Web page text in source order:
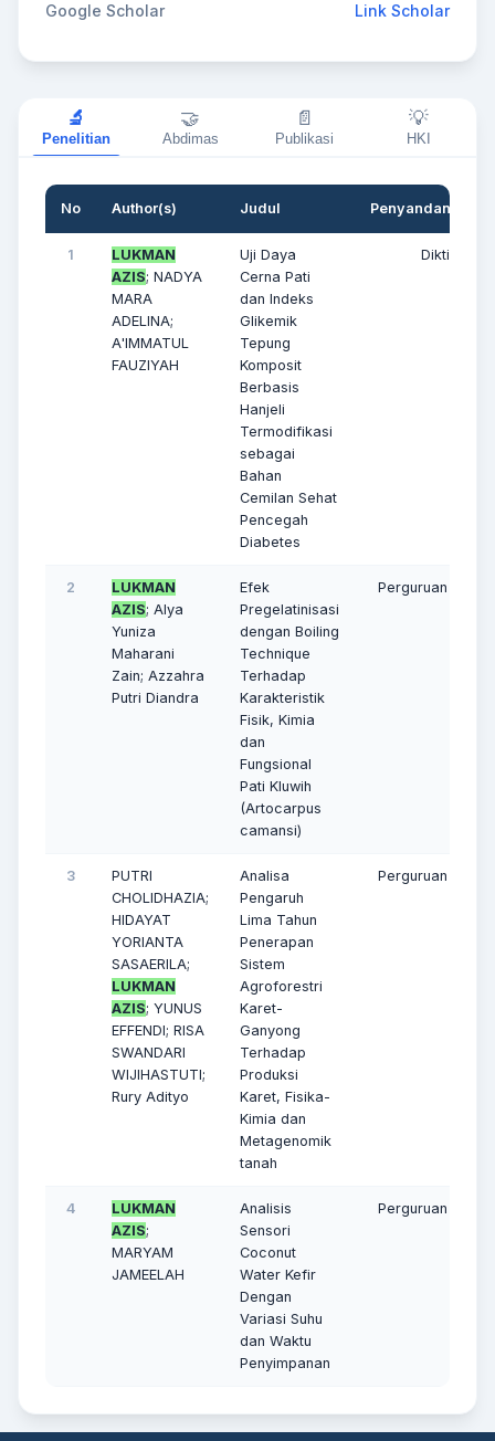
Google Scholar Link Scholar
🔬
Penelitian
🤝
Abdimas
📄
Publikasi
💡
HKI
No Author(s) Judul Penyandang
1
LUKMAN
AZIS; NADYA
MARA
ADELINA;
A'IMMATUL
FAUZIYAH
Uji Daya
Cerna Pati
dan Indeks
Glikemik
Tepung
Komposit
Berbasis
Hanjeli
Termodifikasi
sebagai
Bahan
Cemilan Sehat
Pencegah
Diabetes
Dikti
2
LUKMAN
AZIS; Alya
Yuniza
Maharani
Zain; Azzahra
Putri Diandra
Efek
Pregelatinisasi
dengan Boiling
Technique
Terhadap
Karakteristik
Fisik, Kimia
dan
Fungsional
Pati Kluwih
(Artocarpus
camansi)
Perguruan Tinggi
3
PUTRI
CHOLIDHAZIA;
HIDAYAT
YORIANTA
SASAERILA;
LUKMAN
AZIS; YUNUS
EFFENDI; RISA
SWANDARI
WIJIHASTUTI;
Rury Adityo
Analisa
Pengaruh
Lima Tahun
Penerapan
Sistem
Agroforestri
Karet-
Ganyong
Terhadap
Produksi
Karet, Fisika-
Kimia dan
Metagenomik
tanah
Perguruan Tinggi
4
LUKMAN
AZIS;
MARYAM
JAMEELAH
Analisis
Sensori
Coconut
Water Kefir
Dengan
Variasi Suhu
dan Waktu
Penyimpanan
Perguruan Tinggi